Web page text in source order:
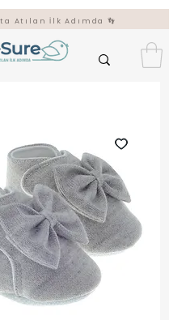
Atılan İlk Adımda 👣